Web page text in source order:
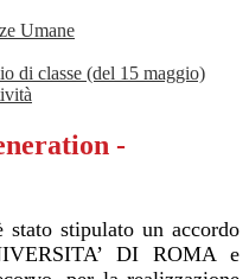
Umane
di classe (del 15 maggio)
-
stipulato un accordo
DI ROMAe